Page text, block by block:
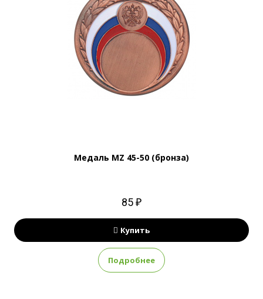
Медаль MZ 45-50 (бронза)
85 ₽
Купить
Подробнее